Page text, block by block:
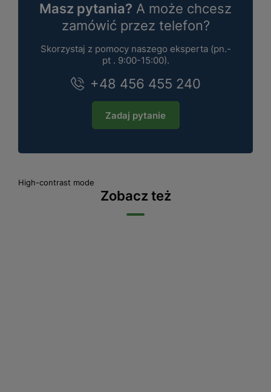
Masz pytania? A może chcesz
zamówić przez telefon?
Skorzystaj z pomocy naszego eksperta (pn.-
pt . 9:00-15:00).
+48 456 455 240
Zadaj pytanie
High-contrast mode
Zobacz też